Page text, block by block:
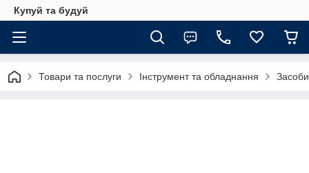
Купуй та будуй
Товари та послуги Інструмент та обладнання